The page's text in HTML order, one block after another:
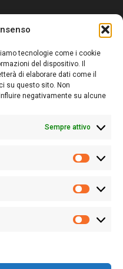
tecnologie come i cookie
del dispositivo. Il
di elaborare dati come il
su questo sito. Non
negativamente su alcune
Sempre attivo
informare “liberamente” i
con un occhio rivolto al
futuro
Carbonia